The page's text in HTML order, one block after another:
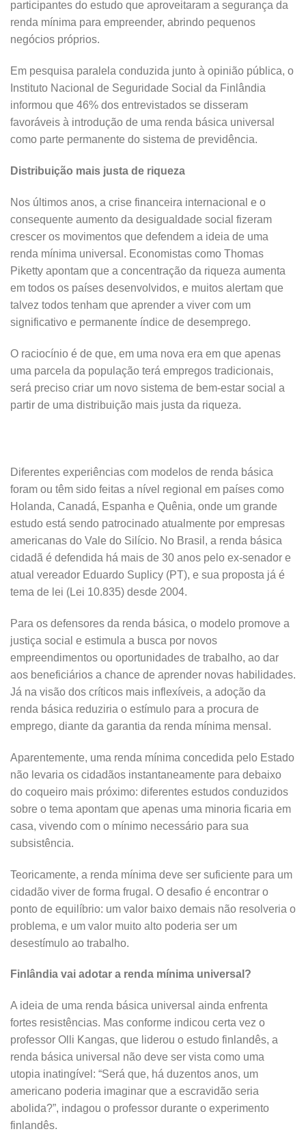
participantes do estudo que aproveitaram a segurança da
renda mínima para empreender, abrindo pequenos
negócios próprios.
Em pesquisa paralela conduzida junto à opinião pública, o
Instituto Nacional de Seguridade Social da Finlândia
informou que 46% dos entrevistados se disseram
favoráveis à introdução de uma renda básica universal
como parte permanente do sistema de previdência.
Distribuição mais justa de riqueza
Nos últimos anos, a crise financeira internacional e o
consequente aumento da desigualdade social fizeram
crescer os movimentos que defendem a ideia de uma
renda mínima universal. Economistas como Thomas
Piketty apontam que a concentração da riqueza aumenta
em todos os países desenvolvidos, e muitos alertam que
talvez todos tenham que aprender a viver com um
significativo e permanente índice de desemprego.
O raciocínio é de que, em uma nova era em que apenas
uma parcela da população terá empregos tradicionais,
será preciso criar um novo sistema de bem-estar social a
partir de uma distribuição mais justa da riqueza.
Diferentes experiências com modelos de renda básica
foram ou têm sido feitas a nível regional em países como
Holanda, Canadá, Espanha e Quênia, onde um grande
estudo está sendo patrocinado atualmente por empresas
americanas do Vale do Silício. No Brasil, a renda básica
cidadã é defendida há mais de 30 anos pelo ex-senador e
atual vereador Eduardo Suplicy (PT), e sua proposta já é
tema de lei (Lei 10.835) desde 2004.
Para os defensores da renda básica, o modelo promove a
justiça social e estimula a busca por novos
empreendimentos ou oportunidades de trabalho, ao dar
aos beneficiários a chance de aprender novas habilidades.
Já na visão dos críticos mais inflexíveis, a adoção da
renda básica reduziria o estímulo para a procura de
emprego, diante da garantia da renda mínima mensal.
Aparentemente, uma renda mínima concedida pelo Estado
não levaria os cidadãos instantaneamente para debaixo
do coqueiro mais próximo: diferentes estudos conduzidos
sobre o tema apontam que apenas uma minoria ficaria em
casa, vivendo com o mínimo necessário para sua
subsistência.
Teoricamente, a renda mínima deve ser suficiente para um
cidadão viver de forma frugal. O desafio é encontrar o
ponto de equilíbrio: um valor baixo demais não resolveria o
problema, e um valor muito alto poderia ser um
desestímulo ao trabalho.
Finlândia vai adotar a renda mínima universal?
A ideia de uma renda básica universal ainda enfrenta
fortes resistências. Mas conforme indicou certa vez o
professor Olli Kangas, que liderou o estudo finlandês, a
renda básica universal não deve ser vista como uma
utopia inatingível: “Será que, há duzentos anos, um
americano poderia imaginar que a escravidão seria
abolida?”, indagou o professor durante o experimento
finlandês.